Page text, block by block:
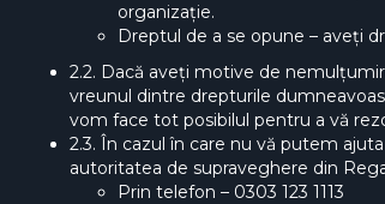
organizație.
Dreptul de a se opune – aveți
2.2. Dacă aveți motive de
vreunul dintre drepturile
vom face tot posibilul pentru a vă
2.3. În cazul în care nu vă putem
autoritatea de supraveghere din
Prin telefon – 0303 123 1113